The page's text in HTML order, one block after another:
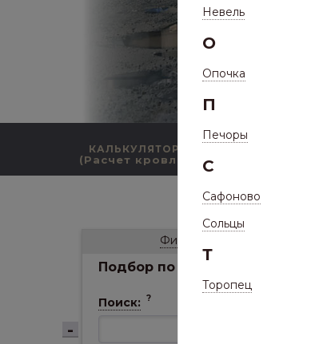
КАЛЬКУЛЯТОР
(Расчет кровли)
Фильтр
Подбор по параметрам
Поиск: ?
Невель
О
Опочка
П
Печоры
С
Сафоново
Сольцы
Т
Торопец